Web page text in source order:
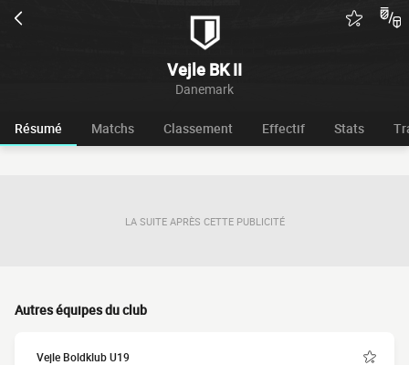
Vejle BK II
Danemark
Résumé Matchs Classement Effectif Stats
LA SUITE APRÈS CETTE PUBLICITÉ
Autres équipes du club
Vejle Boldklub U19